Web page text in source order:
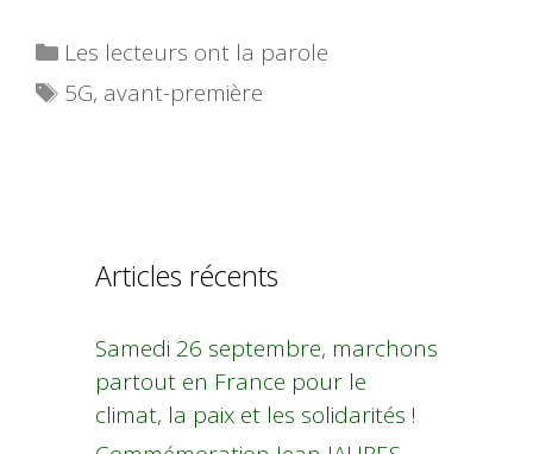
Catégories
Les lecteurs ont la parole
Étiquettes
5G, avant-première
Articles récents
Samedi 26 septembre, marchons
partout en France pour le
climat, la paix et les solidarités !